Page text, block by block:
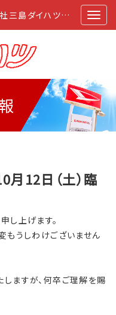
ダイハツ車なら静岡県東部の株式会社三島ダイハツにおまかせ
12日（土）臨
し上げます。
もうしわけございません
ますが、何卒ご理解を賜